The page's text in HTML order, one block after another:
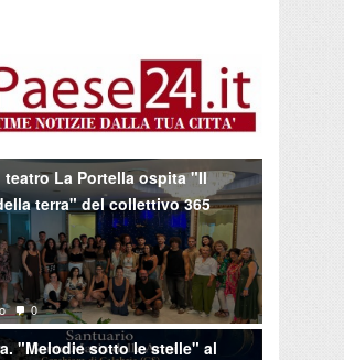
teatro La Portella ospita "Il
terra" del collettivo 365
0
"Melodie sotto le stelle" al